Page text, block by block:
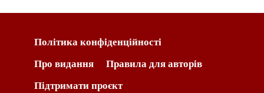
Політика конфіденційності
Про видання
Правила для авторів
Підтримати проєкт